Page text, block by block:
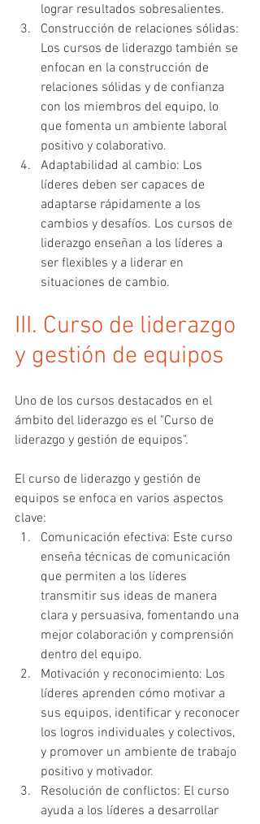
lograr resultados sobresalientes.
Construcción de relaciones sólidas:
Los cursos de liderazgo también se
enfocan en la construcción de
relaciones sólidas y de confianza
con los miembros del equipo, lo
que fomenta un ambiente laboral
positivo y colaborativo.
Adaptabilidad al cambio: Los
líderes deben ser capaces de
adaptarse rápidamente a los
cambios y desafíos. Los cursos de
liderazgo enseñan a los líderes a
ser flexibles y a liderar en
situaciones de cambio.
III. Curso de liderazgo
y gestión de equipos
Uno de los cursos destacados en el
ámbito del liderazgo es el "Curso de
liderazgo y gestión de equipos".
El curso de liderazgo y gestión de
equipos se enfoca en varios aspectos
clave:
Comunicación efectiva: Este curso
enseña técnicas de comunicación
que permiten a los líderes
transmitir sus ideas de manera
clara y persuasiva, fomentando una
mejor colaboración y comprensión
dentro del equipo.
Motivación y reconocimiento: Los
líderes aprenden cómo motivar a
sus equipos, identificar y reconocer
los logros individuales y colectivos,
y promover un ambiente de trabajo
positivo y motivador.
Resolución de conflictos: El curso
ayuda a los líderes a desarrollar